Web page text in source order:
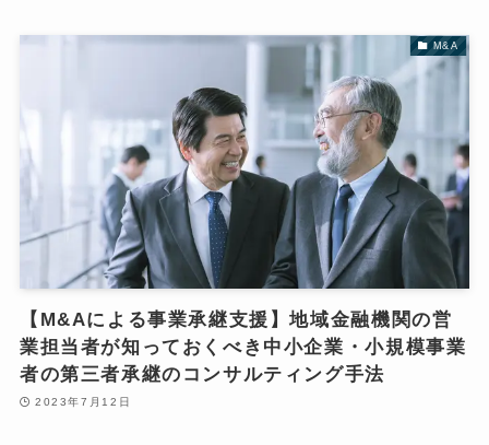
M&A
【M&Aによる事業承継支援】地域金融機関の営
業担当者が知っておくべき中小企業・小規模事業
者の第三者承継のコンサルティング手法
2023年7月12日